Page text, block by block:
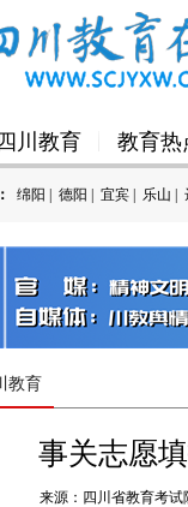
四川教育 教育热
绵阳 德阳 宜宾 乐山
教育
事关志愿
来源：四川省教育考试